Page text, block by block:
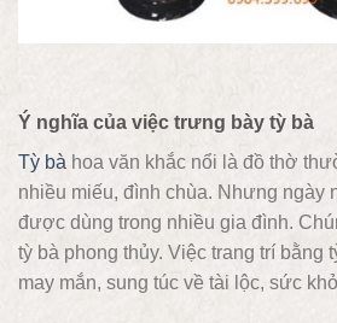
Ý nghĩa của việc trưng bày tỳ bà
Tỳ bà hoa văn khắc nổi là đồ thờ
nhiều miếu, đình chùa. Nhưng ngày
được dùng trong nhiều gia đình.
tỳ bà phong thủy. Việc trang trí bằng
may mắn, sung túc về tài lộc, sức